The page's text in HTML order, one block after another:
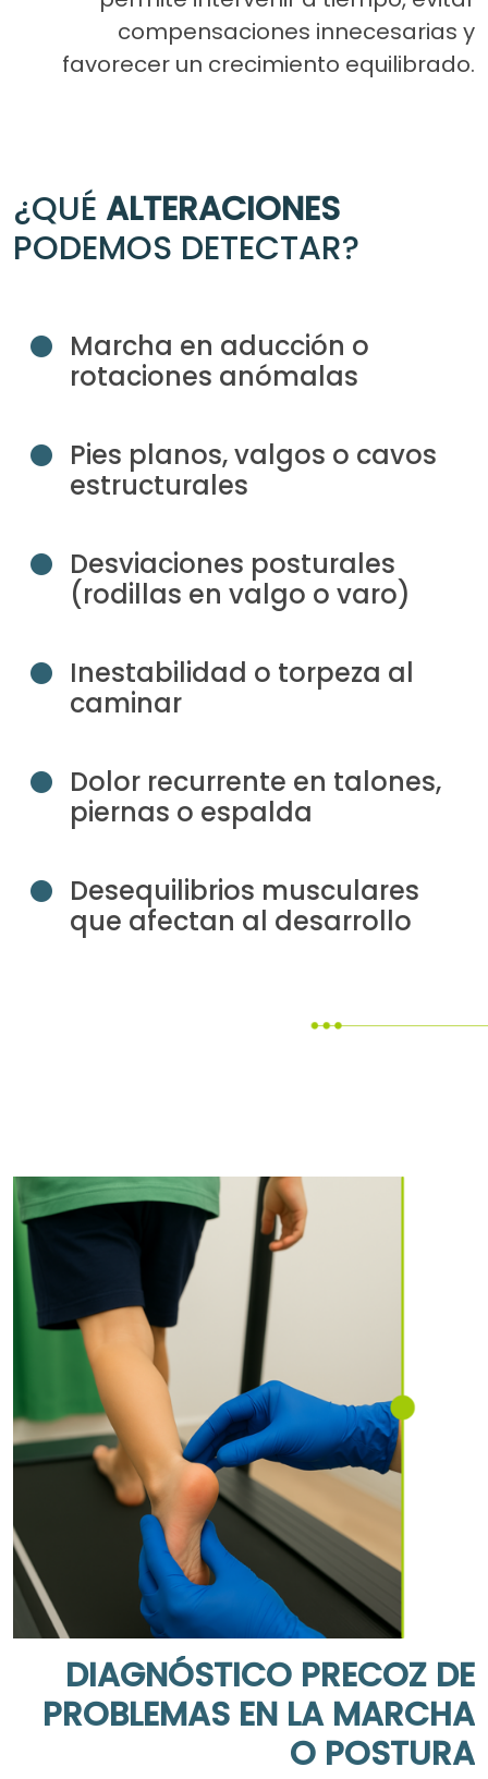
compensaciones innecesarias y
favorecer un crecimiento equilibrado.
¿QUÉ ALTERACIONES
PODEMOS DETECTAR?
Marcha en aducción o
rotaciones anómalas
Pies planos, valgos o cavos
estructurales
Desviaciones posturales
(rodillas en valgo o varo)
Inestabilidad o torpeza al
caminar
Dolor recurrente en talones,
piernas o espalda
Desequilibrios musculares
que afectan al desarrollo
DIAGNÓSTICO PRECOZ DE
PROBLEMAS EN LA MARCHA
O POSTURA